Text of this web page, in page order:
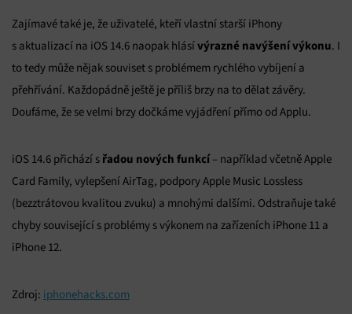
Zajímavé také je, že uživatelé, kteří vlastní starší iPhony
s aktualizací na iOS 14.6 naopak hlásívýrazné navýšení výkonu. I
to tedy může nějak souviset s problémem rychlého vybíjení a
přehřívání. Každopádně ještě je příliš brzy na to dělat závěry.
Doufáme, že se velmi brzy dočkáme vyjádření přímo od Applu.
iOS 14.6 přichází s řadou nových funkcí– například včetně Apple
Card Family, vylepšení AirTag, podpory Apple Music Lossless
(bezztrátovou kvalitou zvuku) a mnohými dalšími. Odstraňuje také
chyby související s problémy s výkonem na zařízeních iPhone 11 a
iPhone 12.
Zdroj: iphonehacks.com